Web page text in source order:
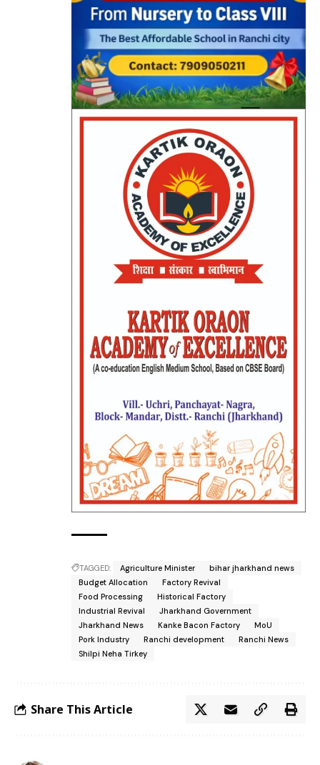
TAGGED: Agriculture Minister
bihar jharkhand news
Budget Allocation
Factory Revival
Food Processing
Historical Factory
Industrial Revival
Jharkhand Government
Jharkhand News
Kanke Bacon Factory
MoU
Pork Industry
Ranchi development
Ranchi News
Shilpi Neha Tirkey
Share This Article